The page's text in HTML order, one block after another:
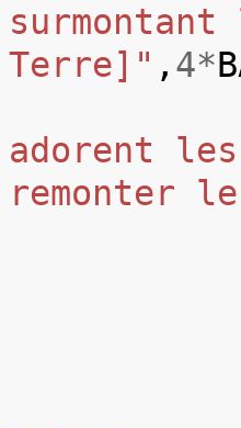
Terre]" , 4*
adorent
remonter